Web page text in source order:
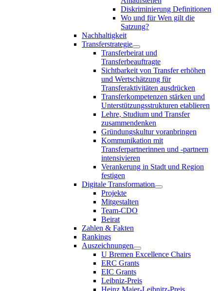
Diskriminierung Definitionen
Wo und für Wen gilt die
Satzung?
Nachhaltigkeit
Transferstrategie
Transferbeirat und
Transferbeauftragte
Sichtbarkeit von Transfer erhöhen
und Wertschätzung für
Transferaktivitäten ausdrücken
Transferkompetenzen stärken und
Unterstützungsstrukturen etablieren
Lehre, Studium und Transfer
zusammendenken
Gründungskultur voranbringen
Kommunikation mit
Transferpartnerinnen und -partnern
intensivieren
Verankerung in Stadt und Region
festigen
Digitale Transformation
Projekte
Mitgestalten
Team-CDO
Beirat
Zahlen & Fakten
Rankings
Auszeichnungen
U Bremen Excellence Chairs
ERC Grants
EIC Grants
Leibniz-Preis
Heinz Maier-Leibnitz-Preis